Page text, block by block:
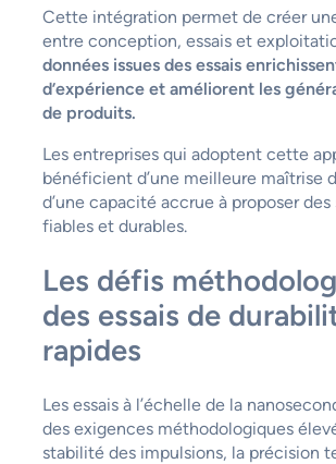
Cette intégration permet de créer
entre conception, essais et
données issues des essais
d’expérience et améliorent les
de produits.
Les entreprises qui adoptent cette
bénéficient d’une meilleure maîtrise
d’une capacité accrue à proposer
fiables et durables.
Les défis
des essais de
rapides
Les essais à l’échelle de la
des exigences méthodologiques
stabilité des impulsions, la précision